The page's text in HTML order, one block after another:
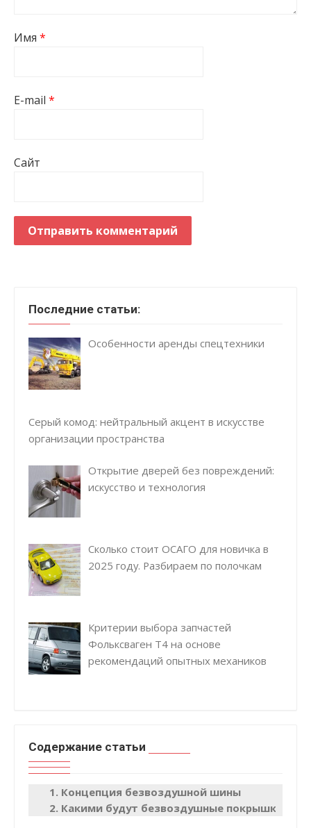
Имя *
E-mail *
Сайт
Последние статьи:
Особенности аренды спецтехники
Серый комод: нейтральный акцент в искусстве
организации пространства
Открытие дверей без повреждений:
искусство и технология
Сколько стоит ОСАГО для новичка в
2025 году. Разбираем по полочкам
Критерии выбора запчастей
Фольксваген Т4 на основе
рекомендаций опытных механиков
Содержание статьи
Концепция безвоздушной шины
Какими будут безвоздушные покрышки?